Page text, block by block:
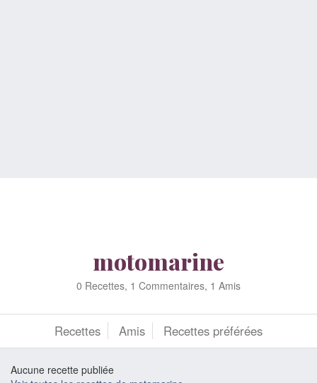
motomarine
0 Recettes, 1 Commentaires, 1 Amis
Recettes Amis Recettes préférées
Aucune recette publiée